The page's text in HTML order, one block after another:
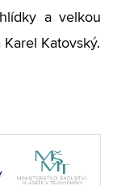
a velkou
Katovský.